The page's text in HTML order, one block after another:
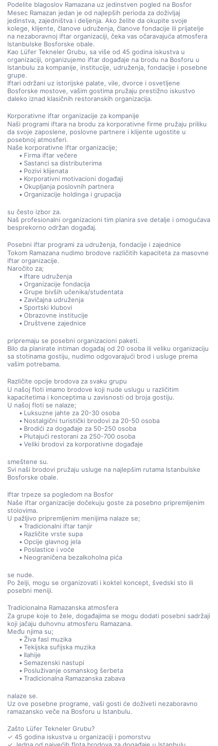
Podelite blagoslov Ramazana uz jedinstven pogled na Bosfor
Mesec Ramazan jedan je od najlepših perioda za doživljaj
jedinstva, zajedništva i deljenja. Ako želite da okupite svoje
kolege, klijente, članove udruženja, članove fondacije ili prijatelje
na nezaboravnoj iftar organizaciji, čeka vas očaravajuća atmosfera
Istanbulske Bosforske obale.
Kao Lüfer Tekneler Grubu, sa više od 45 godina iskustva u
organizaciji, organizujemo iftar događaje na brodu na Bosforu u
Istanbulu za kompanije, institucije, udruženja, fondacije i posebne
grupe.
Iftari održani uz istorijske palate, vile, dvorce i osvetljene
Bosforske mostove, vašim gostima pružaju prestižno iskustvo
daleko iznad klasičnih restoranskih organizacija.
Korporativne iftar organizacije za kompanije
Naši programi iftara na brodu za korporativne firme pružaju priliku
da svoje zaposlene, poslovne partnere i klijente ugostite u
posebnoj atmosferi.
Naše korporativne iftar organizacije;
Firma iftar večere
Sastanci sa distributerima
Pozivi klijenata
Korporativni motivacioni događaji
Okupljanja poslovnih partnera
Organizacije holdinga i grupacija
su često izbor za.
Naš profesionalni organizacioni tim planira sve detalje i omogućava
besprekorno održan događaj.
Posebni iftar programi za udruženja, fondacije i zajednice
Tokom Ramazana nudimo brodove različitih kapaciteta za masovne
iftar organizacije.
Naročito za;
Iftare udruženja
Organizacije fondacija
Grupe bivših učenika/studentata
Zavičajna udruženja
Sportski klubovi
Obrazovne institucije
Društvene zajednice
pripremaju se posebni organizacioni paketi.
Bilo da planirate intiman događaj od 20 osoba ili veliku organizaciju
sa stotinama gostiju, nudimo odgovarajući brod i usluge prema
vašim potrebama.
Različite opcije brodova za svaku grupu
U našoj floti imamo brodove koji nude uslugu u različitim
kapacitetima i konceptima u zavisnosti od broja gostiju.
U našoj floti se nalaze;
Luksuzne jahte za 20-30 osoba
Nostalgični turistički brodovi za 20-50 osoba
Brodići za događaje za 50-250 osoba
Plutajući restorani za 250-700 osoba
Veliki brodovi za korporativne događaje
smeštene su.
Svi naši brodovi pružaju usluge na najlepšim rutama Istanbulske
Bosforske obale.
Iftar trpeze sa pogledom na Bosfor
Naše iftar organizacije dočekuju goste za posebno pripremljenim
stolovima.
U pažljivo pripremljenim menijima nalaze se;
Tradicionalni iftar tanjir
Različite vrste supa
Opcije glavnog jela
Poslastice i voće
Neograničena bezalkoholna pića
se nude.
Po želji, mogu se organizovati i koktel koncept, švedski sto ili
posebni meniji.
Tradicionalna Ramazanska atmosfera
Za grupe koje to žele, događajima se mogu dodati posebni sadržaji
koji jačaju duhovnu atmosferu Ramazana.
Među njima su;
Živa fasl muzika
Tekijska sufijska muzika
Ilahije
Semazenski nastupi
Posluživanje osmanskog šerbeta
Tradicionalna Ramazanska zabava
nalaze se.
Uz ove posebne programe, vaši gosti će doživeti nezaboravno
ramazansko veče na Bosforu u Istanbulu.
Zašto Lüfer Tekneler Grubu?
✓ 45 godina iskustva u organizaciji i pomorstvu